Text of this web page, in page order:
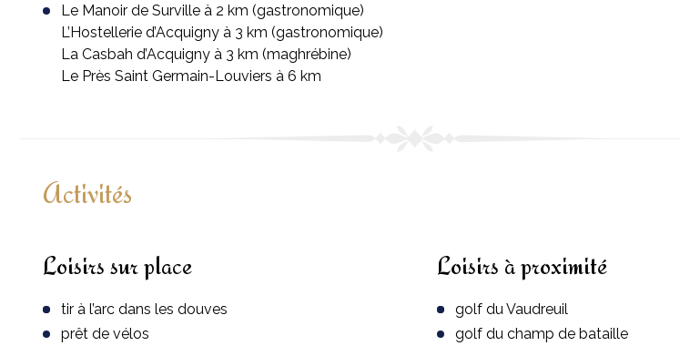
Le Manoir de Surville à 2 km (gastronomique)
L’Hostellerie d’Acquigny à 3 km (gastronomique)
La Casbah d’Acquigny à 3 km (maghrébine)
Le Près Saint Germain-Louviers à 6 km
Activités
Loisirs sur place
tir à l’arc dans les douves
prêt de vélos
Loisirs à proximité
golf du Vaudreuil
golf du champ de bataille